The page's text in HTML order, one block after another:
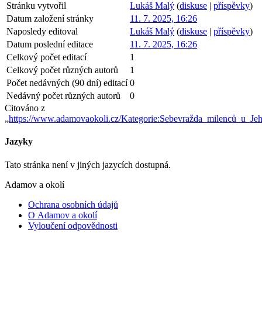
Stránku vytvořil Lukáš Malý (diskuse | příspěvky)
Datum založení stránky
11. 7. 2025, 16:26
Naposledy editoval
Lukáš Malý (diskuse | příspěvky)
Datum poslední editace
11. 7. 2025, 16:26
Celkový počet editací
1
Celkový počet různých autorů
1
Počet nedávných (90 dní) editací 0
Nedávný počet různých autorů
0
Citováno z
„https://www.adamovaokoli.cz/
Jazyky
Tato stránka není v jiných jazycích dostupná.
Adamov a okolí
Ochrana osobních údajů
O Adamov a okolí
Vyloučení odpovědnosti